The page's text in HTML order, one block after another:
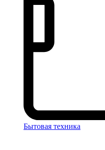
Бытовая техника